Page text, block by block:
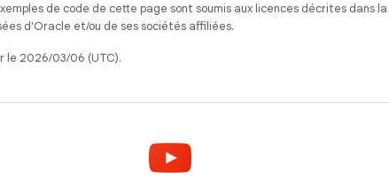
de code de cette page sont soumis aux licences décrites dans la
d'Oracle et/ou de ses sociétés affiliées.
le 2026/03/06 (UTC).